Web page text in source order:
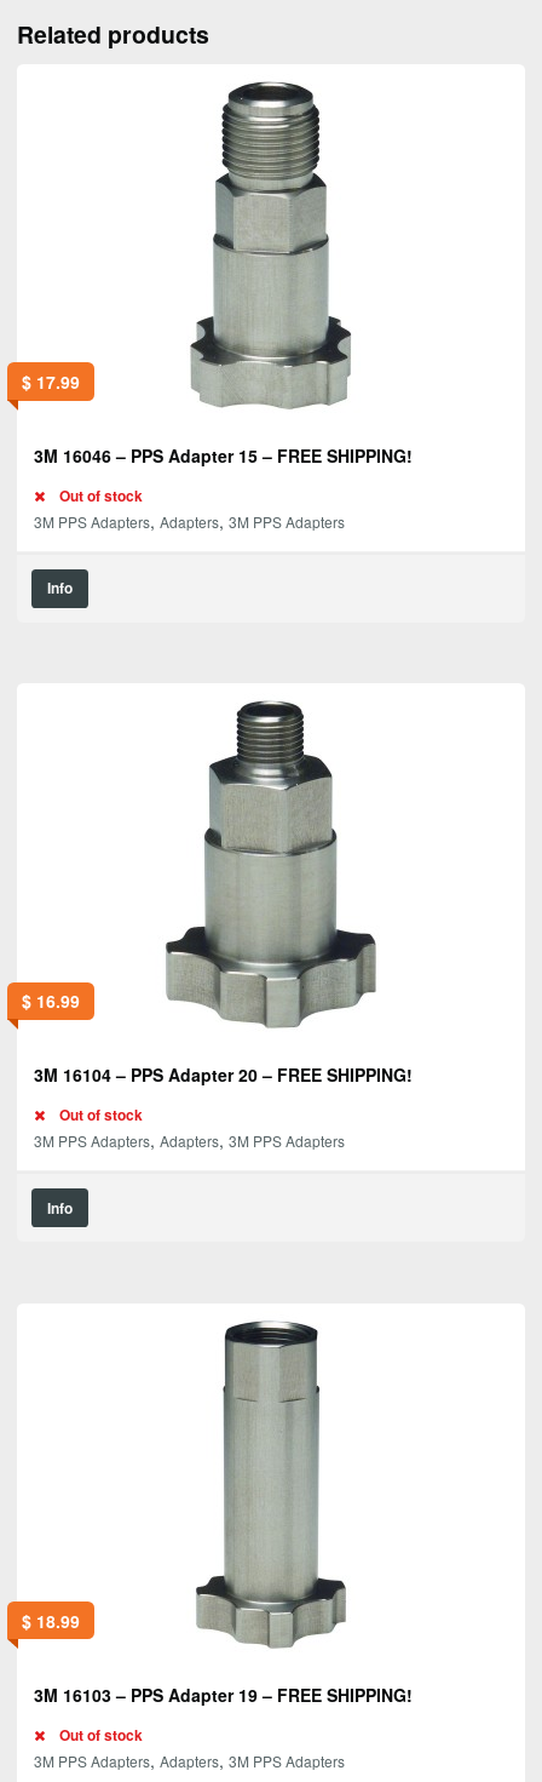
Related products
$17.99
3M 16046 – PPS Adapter 15 – FREE SHIPPING!
Out of stock
3M PPS Adapters, Adapters, 3M PPS Adapters
Info
$16.99
3M 16104 – PPS Adapter 20 – FREE SHIPPING!
Out of stock
3M PPS Adapters, Adapters, 3M PPS Adapters
Info
$18.99
3M 16103 – PPS Adapter 19 – FREE SHIPPING!
Out of stock
3M PPS Adapters, Adapters, 3M PPS Adapters